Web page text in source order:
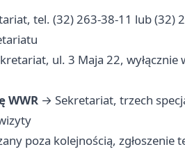
tel. (32) 263-38-11 lub (32)
ul. 3 Maja 22, wyłącznie
WWR → Sekretariat, trzech
poza kolejnością, zgłoszenie